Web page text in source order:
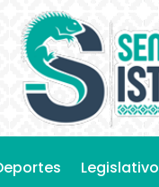
Legislativo